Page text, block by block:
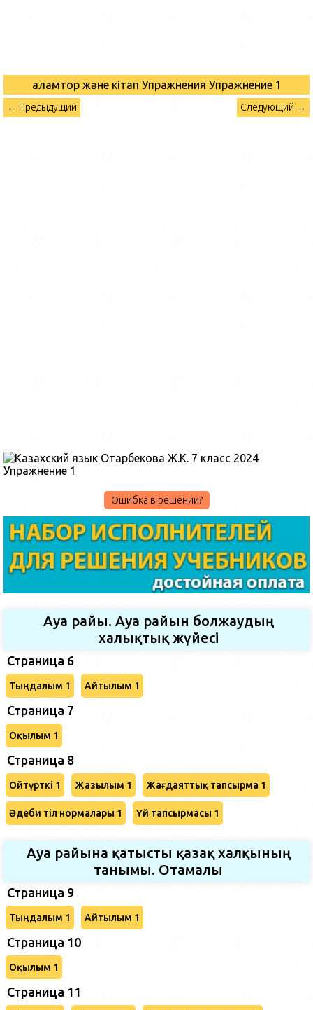
Ғаламтор және кітап Упражнения Упражнение 1
← Предыдущий Следующий →
Ошибка в решении?
Ауа райы. Ауа райын болжаудың
халықтық жүйесі
Страница 6
Тыңдалым 1 Айтылым 1
Страница 7
Оқылым 1
Страница 8
Ойтүрткі 1 Жазылым 1 Жағдаяттық тапсырма 1
Әдеби тіл нормалары 1 Үй тапсырмасы 1
Ауа райына қатысты қазақ халқының
танымы. Отамалы
Страница 9
Тыңдалым 1 Айтылым 1
Страница 10
Оқылым 1
Страница 11